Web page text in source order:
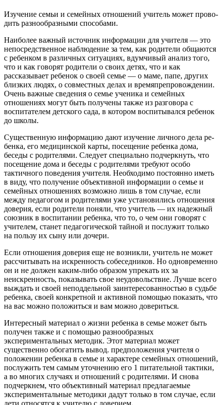
Изучение семьи и семейных отношений учитель может прово­
дить разнообразными способами.
Наиболее важный источник информации для учителя — это
непосредственное наблюдение за тем, как родители общаются
с ребенком в различных ситуациях, вдумчивый анализ того,
что и как говорят родители о своих детях, что и как
рассказывает ребе­нок о своей семье — о маме, папе, других
близких людях, о со­вместных делах и времяпрепровождении.
Очень важные сведения о семье ученика и семейных
отношениях могут быть получены также из разговора с
воспитателем детского сада, в котором вос­питывался ребенок
до школы.
Существенную информацию дают изучение личного дела ре­
бенка, его медицинской карты, посещение ребенка дома,
беседы с родителями. Следует специально подчеркнуть, что
посещение дома и беседы с родителями требуют особо
тактичного поведения учителя. Необходимо постоянно иметь
в виду, что получение объек­тивной информации о семье и
семейных отношениях возможно лишь в том случае, если
между педагогом и родителями уже ус­тановились отношения
доверия, если родители поняли, что учи­тель — их надежный
союзник в воспитании ребенка, что то, о чем они говорят с
учителем, станет педагогической тайной и по­служит только
на пользу их сыну или дочери.
Если отношения доверия еще не возникли, учитель не может
рассчитывать на искренность собеседников. Но одновременно
он и не должен каким-либо образом упрекать их за
неискренность, показывать свое неудовольствие. Лучше всего
выждать и своей не­поддельной заинтересованностью в судьбе
ребенка, своей конк­ретной и активной помощью показать, что
на вас можно поло­житься и вам можно довериться.
Интересный материал о жизни ребенка в семье может быть
получен также и с помощью разнообразных
экспериментальных методик. Этот материал может
существенно обогатить вывод. предположения учителя о
положении ребенка в семье и характере семейных отношений,
послужить тем самым уточнению его 1 питательной тактики,
а во многих случаях и отношений с родите­лями. И снова
подчеркнем, что объективный материал предлагае­мые
экспериментальные методики дадут только в том случае, если
дети относятся к учителю с доверием.